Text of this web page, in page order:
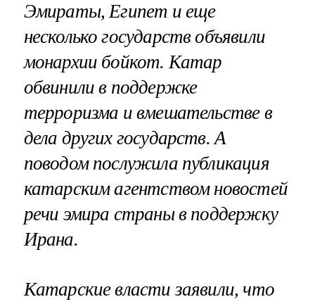
Эмираты, Египет и еще
несколько государств объявили
монархии бойкот. Катар
обвинили в поддержке
терроризма и вмешательстве в
дела других государств. А
поводом послужила публикация
катарским агентством новостей
речи эмира страны в поддержку
Ирана.
Катарские власти заявили, что